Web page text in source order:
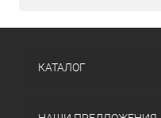
КАТАЛОГ